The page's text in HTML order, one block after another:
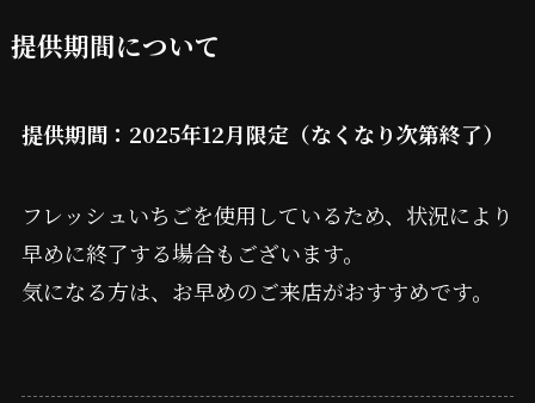
提供期間について
提供期間：2025年12月限定（なくなり次第終了）
フレッシュいちごを使用しているため、状況により
早めに終了する場合もございます。
気になる方は、お早めのご来店がおすすめです。